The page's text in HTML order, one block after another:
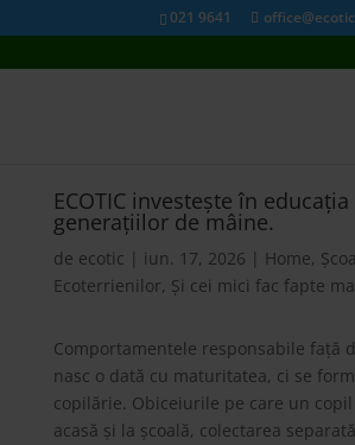
021 9641
ECOTIC investește în
generațiilor de mâine.
de ecotic | iun. 17, 2026 | Home,
Ecoterrienilor, Și cei mici fac fapte
Comportamentele responsabile față
nasc o dată cu maturitatea, ci se
copilărie. Obiceiurile pe care un
acasă și la școală, colectarea